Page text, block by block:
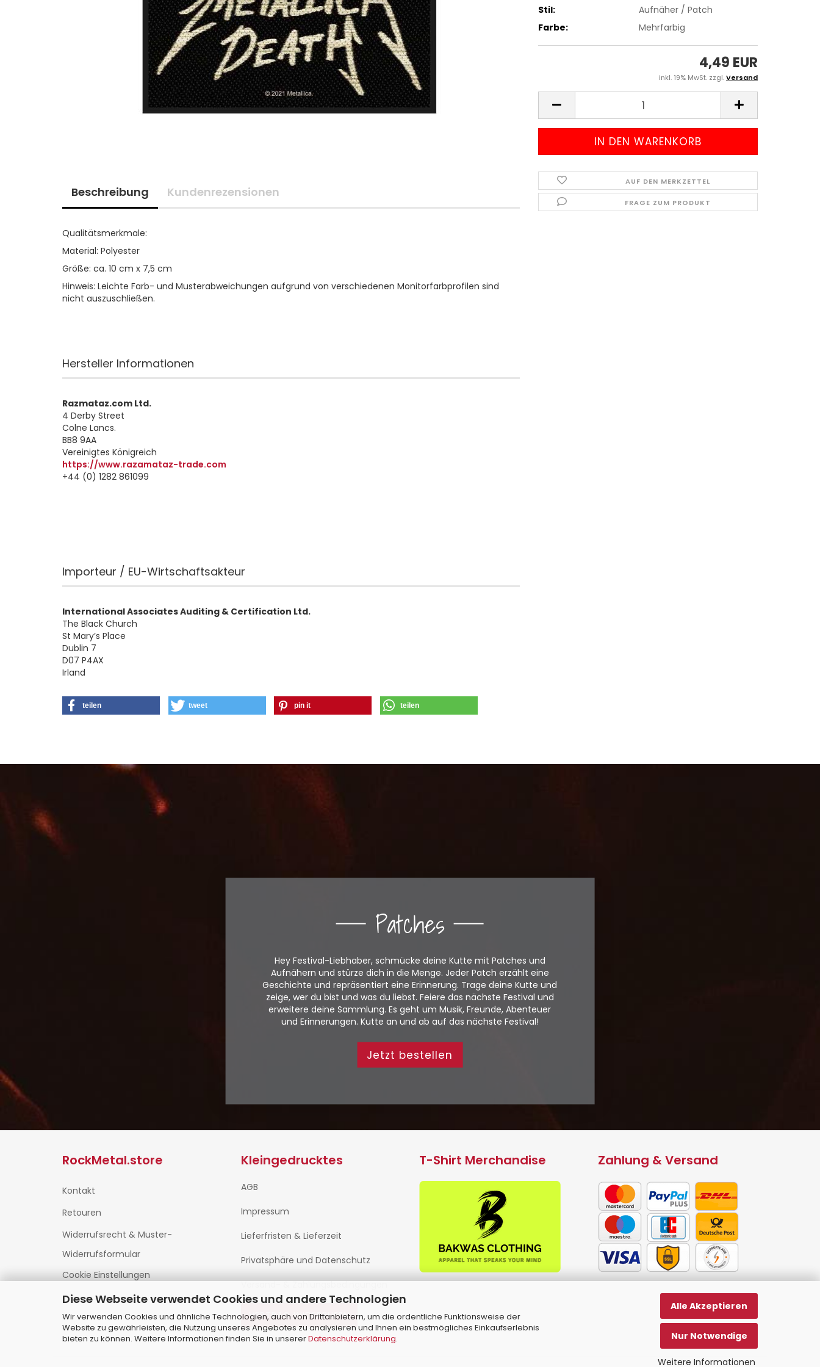
Diese Webseite verwendet Cookies und andere Technologien
Wir verwenden Cookies und ähnliche Technologien, auch von Drittanbietern, um die ordentliche Funktionsweise der
Website zu gewährleisten, die Nutzung unseres Angebotes zu analysieren und Ihnen ein bestmögliches Einkaufserlebnis
bieten zu können. Weitere Informationen finden Sie in unsererDatenschutzerklärung.
Alle Akzeptieren
Nur Notwendige
Weitere Informationen
Stil:
Aufnäher / Patch
Farbe:
Mehrfarbig
4,49 EUR
inkl. 19% MwSt. zzgl.Versand
AUF DEN MERKZETTEL
FRAGE ZUM PRODUKT
Beschreibung Kundenrezensionen
Qualitätsmerkmale:
Material: Polyester
Größe: ca. 10 cm x 7,5 cm
Hinweis: Leichte Farb- und Musterabweichungen aufgrund von verschiedenen Monitorfarbprofilen sind
nicht auszuschließen.
Hersteller Informationen
Razmataz.com Ltd.
4 Derby Street
Colne Lancs.
BB8 9AA
Vereinigtes Königreich
https://www.razamataz-trade.com
+44 (0) 1282 861099
Importeur / EU-Wirtschaftsakteur
International Associates Auditing & Certification Ltd.
The Black Church
St Mary’s Place
Dublin 7
D07 P4AX
Irland
teilen tweet pin it teilen
Patches
Hey Festival-Liebhaber, schmücke deine Kutte mit Patches und
Aufnähern und stürze dich in die Menge. Jeder Patch erzählt eine
Geschichte und repräsentiert eine Erinnerung. Trage deine Kutte und
zeige, wer du bist und was du liebst. Feiere das nächste Festival und
erweitere deine Sammlung. Es geht um Musik, Freunde, Abenteuer
und Erinnerungen. Kutte an und ab auf das nächste Festival!
Jetzt bestellen
RockMetal.store
Kontakt
Retouren
Widerrufsrecht & Muster-
Widerrufsformular
Cookie Einstellungen
Kleingedrucktes
AGB
Impressum
Lieferfristen & Lieferzeit
Privatsphäre und Datenschutz
Versand- & Zahlungsbedingungen
VERTRAG WIDERRUFEN
T-Shirt Merchandise Zahlung & Versand